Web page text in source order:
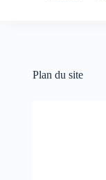
Plan du site